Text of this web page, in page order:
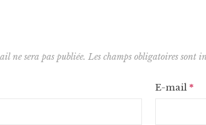
ne sera pas publiée. Les champs obligatoires sont
E-mail *